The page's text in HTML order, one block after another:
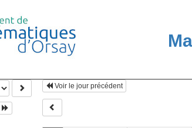
Voir le jour précédent